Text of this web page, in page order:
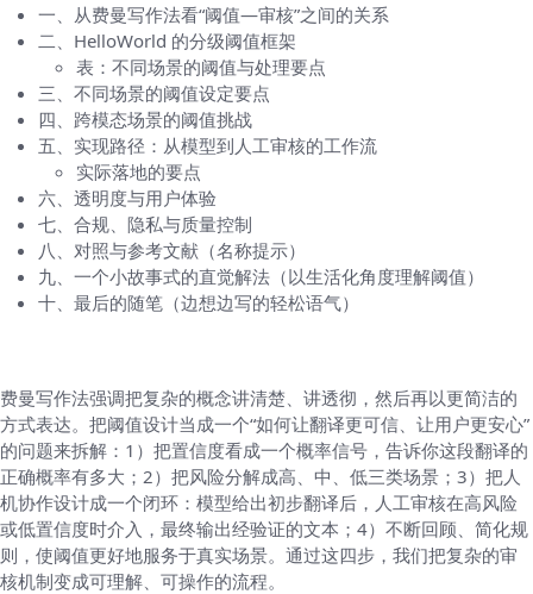
一、从费曼写作法看“阈值—审核”之间的关系
二、HelloWorld 的分级阈值框架
表：不同场景的阈值与处理要点
三、不同场景的阈值设定要点
四、跨模态场景的阈值挑战
五、实现路径：从模型到人工审核的工作流
实际落地的要点
六、透明度与用户体验
七、合规、隐私与质量控制
八、对照与参考文献（名称提示）
九、一个小故事式的直觉解法（以生活化角度理解阈值）
十、最后的随笔（边想边写的轻松语气）
费曼写作法强调把复杂的概念讲清楚、讲透彻，然后再以更简洁的
方式表达。把阈值设计当成一个“如何让翻译更可信、让用户更安心”
的问题来拆解：1）把置信度看成一个概率信号，告诉你这段翻译的
正确概率有多大；2）把风险分解成高、中、低三类场景；3）把人
机协作设计成一个闭环：模型给出初步翻译后，人工审核在高风险
或低置信度时介入，最终输出经验证的文本；4）不断回顾、简化规
则，使阈值更好地服务于真实场景。通过这四步，我们把复杂的审
核机制变成可理解、可操作的流程。